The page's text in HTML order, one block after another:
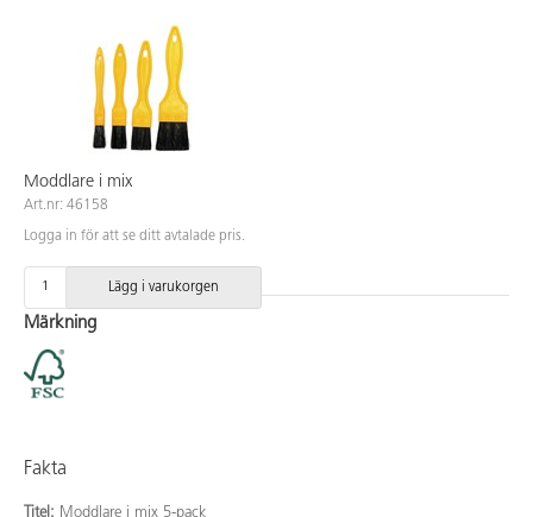
Moddlare i mix
Art.nr: 46158
Logga in för att se ditt avtalade pris.
Lägg i varukorgen
Märkning
Fakta
Titel: Moddlare i mix 5-pack